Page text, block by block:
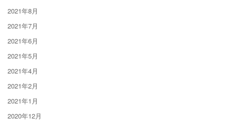
2021年8月
2021年7月
2021年6月
2021年5月
2021年4月
2021年2月
2021年1月
2020年12月